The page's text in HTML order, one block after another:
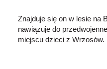
Znajduje się on w lesie na
nawiązuje do
miejscu dzieci z Wrzosów.